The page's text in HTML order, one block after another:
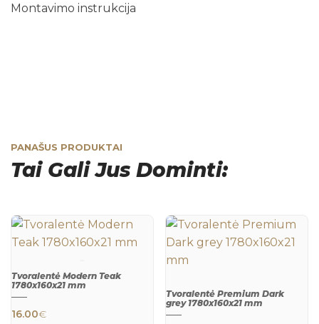
Montavimo instrukcija
PANAŠUS PRODUKTAI
Tai Gali Jus Dominti:
Tvoralentė Modern Teak
1780x160x21 mm
16.00€
Tvoralentė Premium Dark
grey 1780x160x21 mm